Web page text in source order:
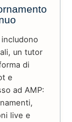
un tutor
di
e
ad AMP:
live e